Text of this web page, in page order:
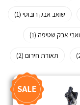
שואב אבק רובוטי (1)
אבק שטיפה (1)
תאורת חירום (2)